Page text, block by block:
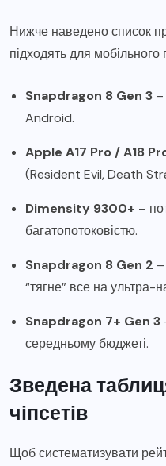
Нижче наведено список
підходять для
Snapdragon 8 Gen 3
Android.
Apple A17 Pro / A18
(Resident Evil, Death
Dimensity 9300+ –
багатопотоковістю.
Snapdragon 8 Gen 2
“тягне” все на ультра-
Snapdragon 7+ Gen 3
середньому бюджеті.
Зведена
чіпсетів
Щоб систематизувати